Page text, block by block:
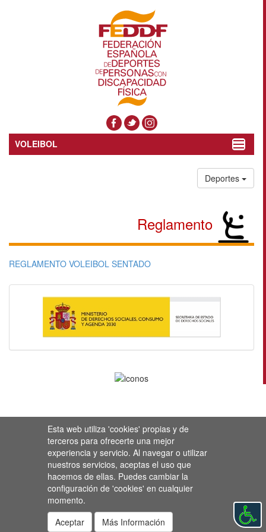
Esta web utiliza 'cookies' propias y de
terceros para ofrecerte una mejor
experiencia y servicio. Al navegar o utilizar
nuestros servicios, aceptas el uso que
hacemos de ellas. Puedes cambiar la
configuración de 'cookies' en cualquier
momento.
Aceptar
Más Información
VOLEIBOL
Toggle
Deportes
Reglamento
REGLAMENTO VOLEIBOL SENTADO